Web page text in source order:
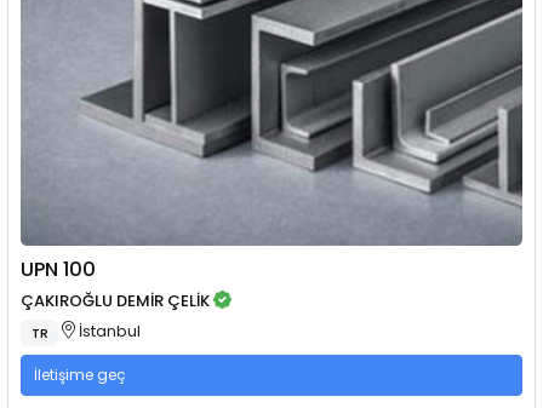
UPN 100
ÇAKIROĞLU DEMİR ÇELİK
TR İstanbul
İletişime geç